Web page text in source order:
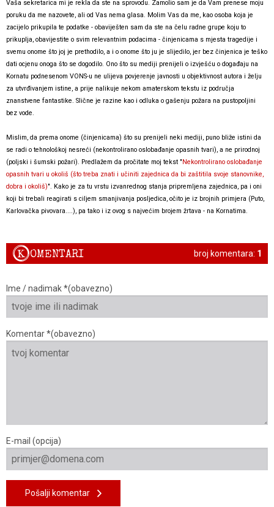
Vaša sekretarica mi je rekla da ste na sprovodu. Zamolio sam je da Vam prenese moju
poruku da me nazovete, ali od Vas nema glasa. Molim Vas da me, kao osoba koja je
zacijelo prikupila te podatke - obaviješten sam da ste na čelu radne grupe koju to
prikuplja, obavijestite o svim relevantnim podacima - činjenicama s mjesta tragedije i
svemu onome što joj je prethodilo, a i o onome što ju je slijedilo, jer bez činjenica je teško
dati ocjenu onoga što se dogodilo. Ono što su mediji prenijeli o izvješću o događaju na
Kornatu podnesenom VONS-u ne ulijeva povjerenje javnosti u objektivnost autora i želju
za utvrđivanjem istine, a prije nalikuje nekom amaterskom tekstu iz područja
znanstvene fantastike. Slične je razine kao i odluka o gašenju požara na pustopoljini
bez vode.
Mislim, da prema onome (činjenicama) što su prenijeli neki mediji, puno bliže istini da
se radi o tehnološkoj nesreći (nekontrolirano oslobađanje opasnih tvari), a ne prirodnoj
(poljski i šumski požari). Predlažem da pročitate moj tekst "Nekontrolirano oslobađanje
opasnih tvari u okoliš (što treba znati i učiniti zajednica da bi zaštitila svoje stanovnike,
dobra i okoliš)". Kako je za tu vrstu izvanrednog stanja pripremljena zajednica, pa i oni
koji bi trebali reagirati s ciljem smanjivanja posljedica, očito je iz brojnih primjera (Puto,
Karlovačka pivovara....), pa tako i iz ovog s najvećim brojem žrtava - na Kornatima.
broj komentara: 1
KOMENTARI
Ime / nadimak *(obavezno)
Komentar *(obavezno)
E-mail (opcija)
Pošalji komentar